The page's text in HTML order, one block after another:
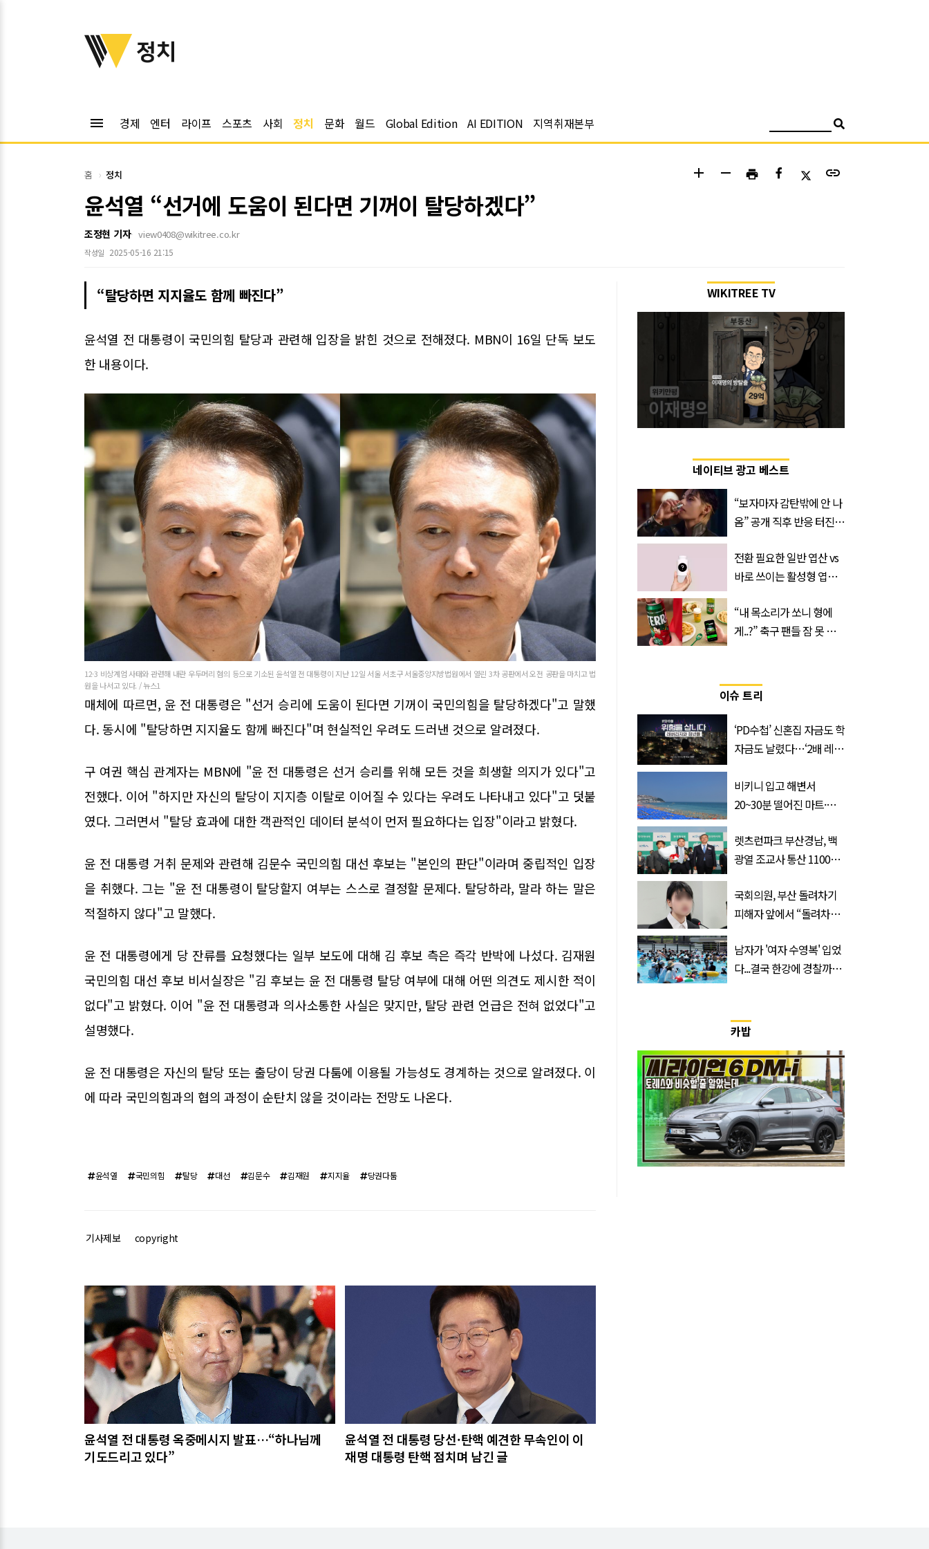
위키트리
정치
menu 경제 엔터 라이프 스포츠 사회 정치 문화 월드 Global Edition AI EDITION 지역취재본부
홈 정치 add remove print link
윤석열 “선거에 도움이 된다면 기꺼이 탈당하겠다”
조정현 기자 view0408@wikitree.co.kr
작성일 2025-05-16 21:15
“탈당하면 지지율도 함께 빠진다”
윤석열 전 대통령이 국민의힘 탈당과 관련해 입장을 밝힌 것으로 전해졌다. MBN이 16일 단독 보도
한 내용이다.
12·3 비상계엄 사태와 관련해 내란 우두머리 혐의 등으로 기소된 윤석열 전 대통령이 지난 12일 서울 서초구 서울중앙지방법원에서 열린 3차 공판에서 오전 공판을 마치고 법
원을 나서고 있다. / 뉴스1
매체에 따르면, 윤 전 대통령은 "선거 승리에 도움이 된다면 기꺼이 국민의힘을 탈당하겠다"고 말했
다. 동시에 "탈당하면 지지율도 함께 빠진다"며 현실적인 우려도 드러낸 것으로 알려졌다.
구 여권 핵심 관계자는 MBN에 "윤 전 대통령은 선거 승리를 위해 모든 것을 희생할 의지가 있다"고
전했다. 이어 "하지만 자신의 탈당이 지지층 이탈로 이어질 수 있다는 우려도 나타내고 있다"고 덧붙
였다. 그러면서 "탈당 효과에 대한 객관적인 데이터 분석이 먼저 필요하다는 입장"이라고 밝혔다.
윤 전 대통령 거취 문제와 관련해 김문수 국민의힘 대선 후보는 "본인의 판단"이라며 중립적인 입장
을 취했다. 그는 "윤 전 대통령이 탈당할지 여부는 스스로 결정할 문제다. 탈당하라, 말라 하는 말은
적절하지 않다"고 말했다.
윤 전 대통령에게 당 잔류를 요청했다는 일부 보도에 대해 김 후보 측은 즉각 반박에 나섰다. 김재원
국민의힘 대선 후보 비서실장은 "김 후보는 윤 전 대통령 탈당 여부에 대해 어떤 의견도 제시한 적이
없다"고 밝혔다. 이어 "윤 전 대통령과 의사소통한 사실은 맞지만, 탈당 관련 언급은 전혀 없었다"고
설명했다.
윤 전 대통령은 자신의 탈당 또는 출당이 당권 다툼에 이용될 가능성도 경계하는 것으로 알려졌다. 이
에 따라 국민의힘과의 협의 과정이 순탄치 않을 것이라는 전망도 나온다.
윤석열 국민의힘 탈당 대선 김문수 김재원 지지율 당권다툼
기사제보 copyright
관련기사
윤석열 전 대통령 옥중메시지 발표…“하나님께
기도드리고 있다”
윤석열 전 대통령 당선·탄핵 예견한 무속인이 이
재명 대통령 탄핵 점치며 남긴 글
WIKITREE TV
네이티브 광고 베스트
“보자마자 감탄밖에 안 나
옴” 공개 직후 반응 터진
전환 필요한 일반 엽산 vs
바로 쓰이는 활성형 엽
‘Quatrefolic®’ 주목
“내 목소리가 쏘니 형에
게..?” 축구 팬들 잠 못 들
이슈 트리
‘PD수첩’ 신혼집 자금도 학
자금도 날렸다…‘2배 레버
비키니 입고 해변서
20~30분 떨어진 마트·주
속출, 반응 폭발
렛츠런파크 부산경남, 백
광열 조교사 통산 1100
국회의원, 부산 돌려차기
피해자 앞에서 “돌려차기
남자가 '여자 수영복' 입었
다...결국 한강에 경찰까지
카밥